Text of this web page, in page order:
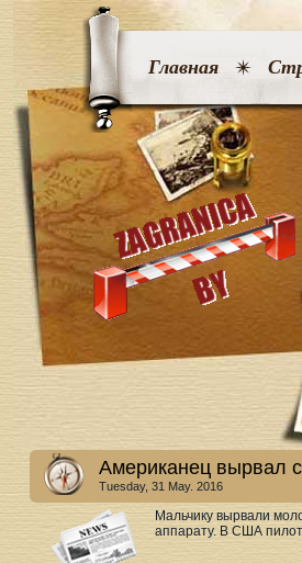
Главная
Американец вырвал
Tuesday, 31 May. 2016
Мальчику вырвали
аппарату. В США